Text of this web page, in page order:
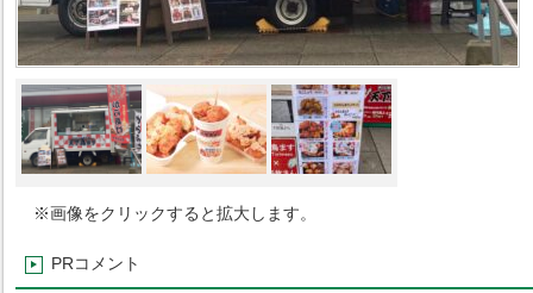
※画像をクリックすると拡大します。
PRコメント